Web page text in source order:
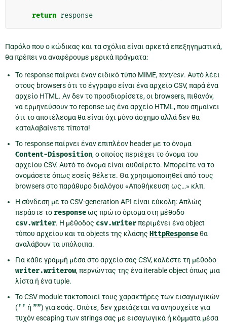
return response
Παρόλο που ο κώδικας και τα σχόλια είναι αρκετά επεξηγηματικά,
θα πρέπει να αναφέρουμε μερικά πράγματα:
Το response παίρνει έναν ειδικό τύπο MIME,text/csv. Αυτό λέει
στους browsers ότι το έγγραφο είναι ένα αρχείο CSV, παρά ένα
αρχείο HTML. Αν δεν το προσδιορίσετε, οι browsers, πιθανόν,
να ερμηνεύσουν το reponse ως ένα αρχείο HTML, που σημαίνει
ότι το αποτέλεσμα θα είναι όχι μόνο άσχημο αλλά δεν θα
καταλαβαίνετε τίποτα!
Το response παίρνει έναν επιπλέον header με το όνομα
Content-Disposition, ο οποίος περιέχει το όνομα του
αρχείου CSV. Αυτό το όνομα είναι αυθαίρετο. Μπορείτε να το
ονομάσετε όπως εσείς θέλετε. Θα χρησιμοποιηθεί από τους
browsers στο παράθυρο διαλόγου «Αποθήκευση ως…» κλπ.
Η σύνδεση με το CSV-generation API είναι εύκολη: Απλώς
περάστε το responseως πρώτο όρισμα στη μέθοδο
csv.writer. Η μέθοδος csv.writerπεριμένει ένα object
τύπου αρχείου και τα objects της κλάσης HttpResponseθα
αναλάβουν τα υπόλοιπα.
Για κάθε γραμμή μέσα στο αρχείο σας CSV, καλέστε τη μέθοδο
writer.writerow, περνώντας της ένα iterable object όπως μια
λίστα ή ένα tuple.
Το CSV module τακτοποιεί τους χαρακτήρες των εισαγωγικών
(’’ ή ””) για εσάς. Οπότε, δεν χρειάζεται να ανησυχείτε για
τυχόν escaping των strings σας με εισαγωγικά ή κόμματα μέσα